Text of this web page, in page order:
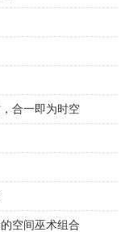
合一即为时空
空间巫术组合